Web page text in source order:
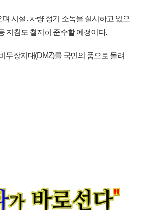
시설․차량 정기 소독을 실시하고 있으
지침도 철저히 준수할 예정이다.
무장지대(DMZ)를 국민의 품으로 돌려